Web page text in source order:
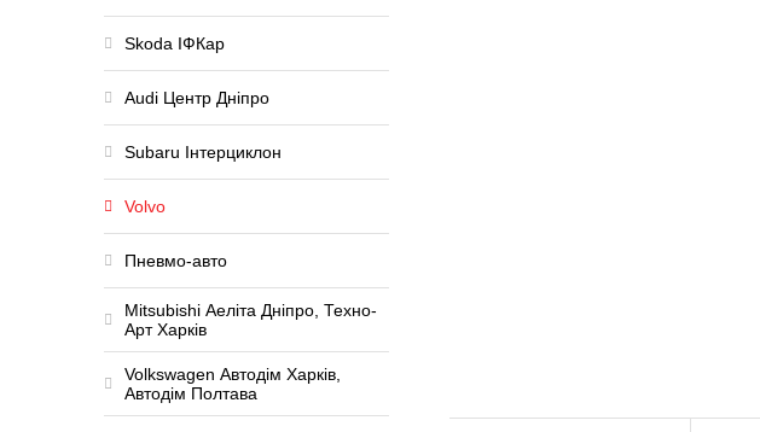
Skoda ІФКар
Audi Центр Дніпро
Subaru Інтерциклон
Volvo
Пневмо-авто
Mitsubishi Аеліта Дніпро, Техно-
Арт Харків
Volkswagen Автодім Харків,
Автодім Полтава